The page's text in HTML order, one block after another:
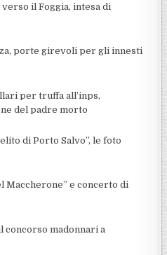
il Foggia, intesa di
porte girevoli per gli innesti
per truffa all’inps,
del padre morto
di Porto Salvo”, le foto
Maccherone” e concerto di
concorso madonnari a